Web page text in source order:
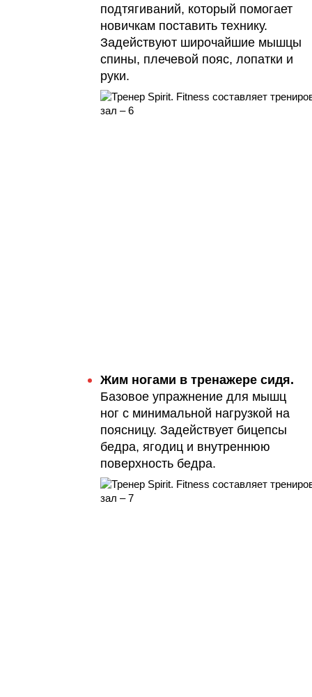
подтягиваний, который помогает
новичкам поставить технику.
Задействуют широчайшие мышцы
спины, плечевой пояс, лопатки и
руки.
Жим ногами в тренажере сидя.
Базовое упражнение для мышц
ног с минимальной нагрузкой на
поясницу. Задействует бицепсы
бедра, ягодиц и внутреннюю
поверхность бедра.